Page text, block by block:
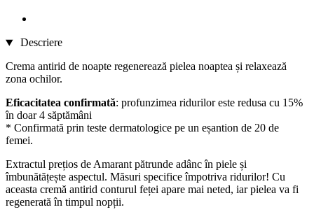
Descriere
Crema antirid de noapte regenerează pielea noaptea și relaxează
zona ochilor.
Eficacitatea confirmată: profunzimea ridurilor este redusa cu 15%
în doar 4 săptămâni
* Confirmată prin teste dermatologice pe un eșantion de 20 de
femei.
Extractul prețios de Amarant pătrunde adânc în piele și
îmbunătățește aspectul. Măsuri specifice împotriva ridurilor! Cu
aceasta cremă antirid conturul feței apare mai neted, iar pielea va fi
regenerată în timpul nopții.